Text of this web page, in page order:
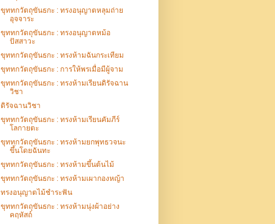
ขุททกวัตถุขันธกะ : ทรงอนุญาตหลุมถ่าย
อุจจาระ
ขุททกวัตถุขันธกะ : ทรงอนุญาตหม้อ
ปัสสาวะ
ขุททกวัตถุขันธกะ : ทรงห้ามฉันกระเทียม
ขุททกวัตถุขันธกะ : การให้พรเมื่อมีผู้จาม
ขุททกวัตถุขันธกะ : ทรงห้ามเรียนดิรัจฉาน
วิชา
ดิรัจฉานวิชา
ขุททกวัตถุขันธกะ : ทรงห้ามเรียนคัมภีร์
โลกายตะ
ขุททกวัตถุขันธกะ : ทรงห้ามยกพุทธวจนะ
ขึ้นโดยฉันทะ
ขุททกวัตถุขันธกะ : ทรงห้ามขึ้นต้นไม้
ขุททกวัตถุขันธกะ : ทรงห้ามเผากองหญ้า
ทรงอนุญาตไม้ชำระฟัน
ขุททกวัตถุขันธกะ : ทรงห้ามนุ่งผ้าอย่าง
คฤหัสถ์